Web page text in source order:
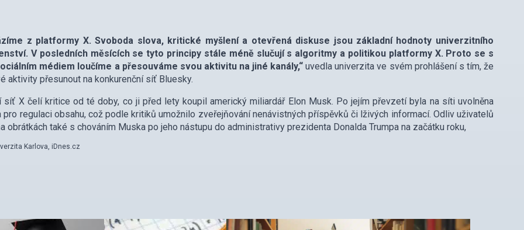
z platformy X. Svoboda slova, kritické myšlení a otevřená diskuse jsou základní hodnoty univerzitního
V posledních měsících se tyto principy stále méně slučují s algoritmy a politikou platformy X. Proto se s
médiem loučíme a přesouváme svou aktivitu na jiné kanály,“uvedla univerzita ve svém prohlášení s tím, že
aktivity přesunout na konkurenční síť Bluesky.
síť X čelí kritice od té doby, co ji před lety koupil americký miliardář Elon Musk. Po jejím převzetí byla na síti uvolněna
pro regulaci obsahu, což podle kritiků umožnilo zveřejňování nenávistných příspěvků či lživých informací. Odliv uživatelů
obrátkách také s chováním Muska po jeho nástupu do administrativy prezidenta Donalda Trumpa na začátku roku,
Karlova, iDnes.cz